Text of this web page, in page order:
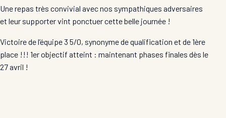
Une repas très convivial avec nos sympathiques adversaires
et leur supporter vint ponctuer cette belle journée !
Victoire de l’équipe 3 5/0, synonyme de qualification et de 1ère
place !!! 1er objectif atteint : maintenant phases finales dès le
27 avril !